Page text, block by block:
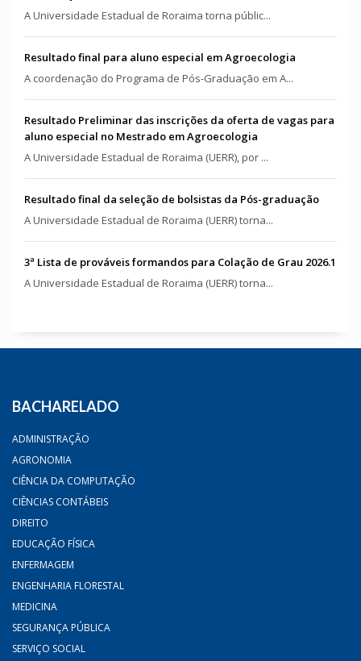
A Universidade Estadual de Roraima torna públic...
Resultado final para aluno especial em Agroecologia
A coordenação do Programa de Pós-Graduação em A...
Resultado Preliminar das inscrições da oferta de vagas para
aluno especial no Mestrado em Agroecologia
A Universidade Estadual de Roraima (UERR), por ...
Resultado final da seleção de bolsistas da Pós-graduação
A Universidade Estadual de Roraima (UERR) torna...
3ª Lista de prováveis formandos para Colação de Grau 2026.1
A Universidade Estadual de Roraima (UERR) torna...
BACHARELADO
ADMINISTRAÇÃO
AGRONOMIA
CIÊNCIA DA COMPUTAÇÃO
CIÊNCIAS CONTÁBEIS
DIREITO
EDUCAÇÃO FÍSICA
ENFERMAGEM
ENGENHARIA FLORESTAL
MEDICINA
SEGURANÇA PÚBLICA
SERVIÇO SOCIAL